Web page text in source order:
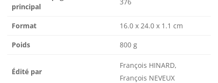
principal
Format 16.0 x 24.0 x 1.1 cm
Poids 800 g
Édité par
François HINARD,
François NEVEUX